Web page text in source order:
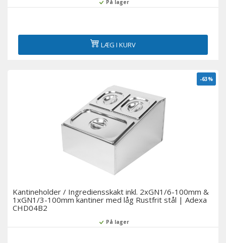
På lager
LÆG I KURV
-63%
Kantineholder / Ingrediensskakt inkl. 2xGN1/6-100mm &
1xGN1/3-100mm kantiner med låg Rustfrit stål | Adexa
CHD04B2
På lager